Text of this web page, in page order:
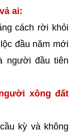
ai:
cách rời khỏi
đầu năm mới
người đầu tiên
xông đất
kỳ và không